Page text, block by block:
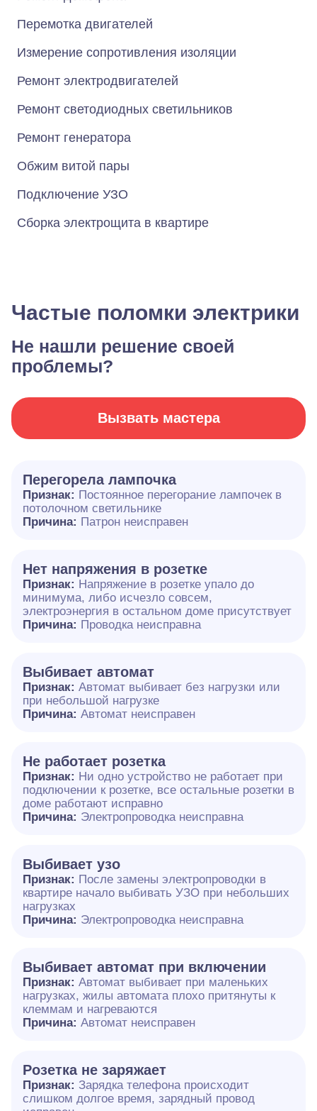
Перемотка двигателей
Измерение сопротивления изоляции
Ремонт электродвигателей
Ремонт светодиодных светильников
Ремонт генератора
Обжим витой пары
Подключение УЗО
Сборка электрощита в квартире
Частые поломки электрики
Не нашли решение своей
проблемы?
Вызвать мастера
Перегорела лампочка
Признак: Постоянное перегорание лампочек в
потолочном светильнике
Причина: Патрон неисправен
Нет напряжения в розетке
Признак: Напряжение в розетке упало до
минимума, либо исчезло совсем,
электроэнергия в остальном доме присутствует
Причина: Проводка неисправна
Выбивает автомат
Признак: Автомат выбивает без нагрузки или
при небольшой нагрузке
Причина: Автомат неисправен
Не работает розетка
Признак: Ни одно устройство не работает при
подключении к розетке, все остальные розетки в
доме работают исправно
Причина: Электропроводка неисправна
Выбивает узо
Признак: После замены электропроводки в
квартире начало выбивать УЗО при небольших
нагрузках
Причина: Электропроводка неисправна
Выбивает автомат при включении
Признак: Автомат выбивает при маленьких
нагрузках, жилы автомата плохо притянуты к
клеммам и нагреваются
Причина: Автомат неисправен
Розетка не заряжает
Признак: Зарядка телефона происходит
слишком долгое время, зарядный провод